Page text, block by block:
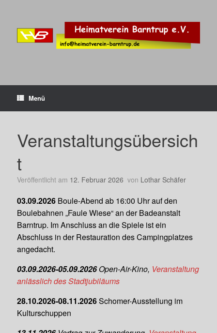
Menü
Veranstaltungsübersich
t
Veröffentlicht am 12. Februar 2026 von Lothar Schäfer
03.09.2026 Boule-Abend ab 16:00 Uhr auf den
Boulebahnen „Faule Wiese“ an der Badeanstalt
Barntrup. Im Anschluss an die Spiele ist ein
Abschluss in der Restauration des Campingplatzes
angedacht.
03.09.2026-05.09.2026Open-Air-Kino, Veranstaltung
anlässlich des Stadtjubiläums
28.10.2026-08.11.2026Schomer-Ausstellung im
Kulturschuppen